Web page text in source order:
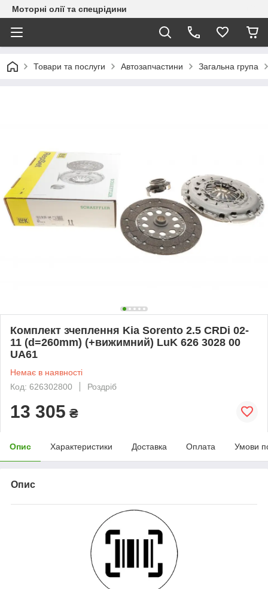
Моторні олії та спецрідини
Товари та послуги Автозапчастини Загальна група
Комплект зчеплення Kia Sorento 2.5 CRDi 02-
11 (d=260mm) (+вижимний) LuK 626 3028 00
UA61
Немає в наявності
Код: 626302800
Роздріб
13 305 ₴
Опис Характеристики Доставка Оплата Умови
Опис